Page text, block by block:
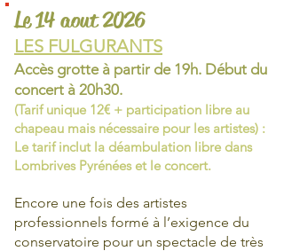
Le 14 aout 2026
LES FULGURANTS
Accès grotte à partir de 19h. Début du
concert à 20h30.
(Tarif unique 12€ + participation libre au
chapeau mais nécessaire pour les artistes) :
Le tarifinclutla déambulation libre dans
Lombrives Pyrénées et le concert.
Encore une fois des artistes
professionnels formé à l’exigence du
conservatoire pour un spectacle de très